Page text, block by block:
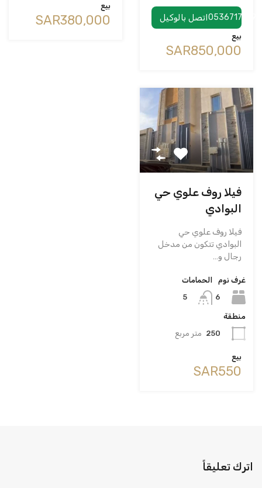
اتصل بالوكيل0536717199
بيع
‪SAR850,000
بيع
‪SAR380,000
فيلا روف علوي حي
البوادي
فيلا روف علوي حي
البوادي تتكون من مدخل
رجال و…
غرف نوم
6
الحمامات
5
منطقة
250 متر مربع
بيع
‪SAR550
اترك تعليقاً